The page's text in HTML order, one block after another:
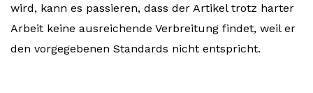
wird, kann es passieren, dass der Artikel trotz harter
Arbeit keine ausreichende Verbreitung findet, weil er
den vorgegebenen Standards nicht entspricht.